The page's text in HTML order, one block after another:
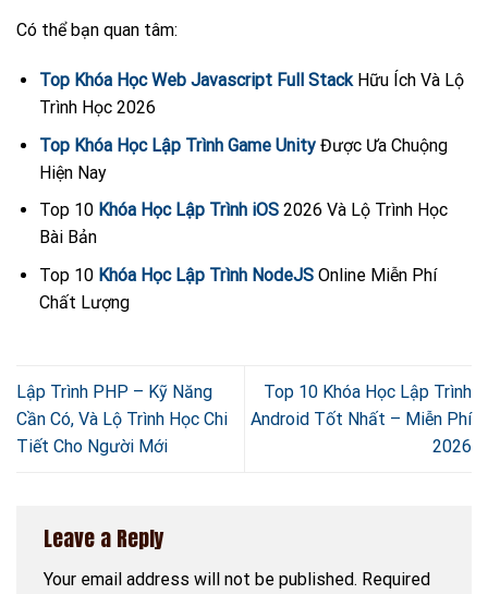
Có thể bạn quan tâm:
Top Khóa Học Web Javascript Full Stack Hữu Ích Và Lộ
Trình Học 2026
Top Khóa Học Lập Trình Game Unity Được Ưa Chuộng
Hiện Nay
Top 10 Khóa Học Lập Trình iOS 2026 Và Lộ Trình Học
Bài Bản
Top 10Khóa Học Lập Trình NodeJS Online Miễn Phí
Chất Lượng
Lập Trình PHP – Kỹ Năng
Cần Có, Và Lộ Trình Học Chi
Tiết Cho Người Mới
Top 10 Khóa Học Lập Trình
Android Tốt Nhất – Miễn Phí
2026
Leave a Reply
Your email address will not be published. Required